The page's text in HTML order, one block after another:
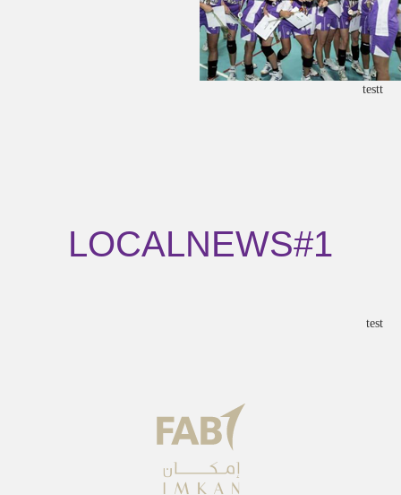
testt
LOCALNEWS#1
test